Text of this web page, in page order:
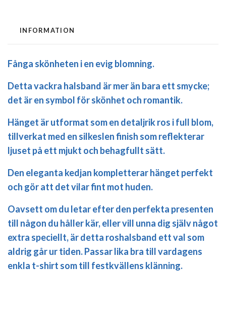
INFORMATION
Fånga skönheten i en evig blomning.
Detta vackra halsband är mer än bara ett smycke;
det är en symbol för skönhet och romantik.
Hänget är utformat som en detaljrik ros i full blom,
tillverkat med en silkeslen finish som reflekterar
ljuset på ett mjukt och behagfullt sätt.
Den eleganta kedjan kompletterar hänget perfekt
och gör att det vilar fint mot huden.
Oavsett om du letar efter den perfekta presenten
till någon du håller kär, eller vill unna dig själv något
extra speciellt, är detta roshalsband ett val som
aldrig går ur tiden. Passar lika bra till vardagens
enkla t-shirt som till festkvällens klänning.